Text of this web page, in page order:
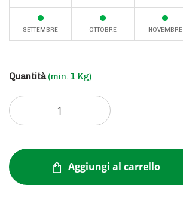
SETTEMBRE OTTOBRE NOVEMBRE
Quantità(min. 1 Kg)
Aggiungi al carrello